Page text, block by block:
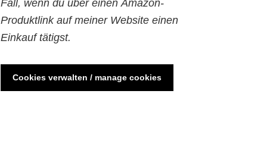
Fall, wenn du über einen Amazon-
Produktlink auf meiner Website einen
Einkauf tätigst.
Cookies verwalten / manage cookies